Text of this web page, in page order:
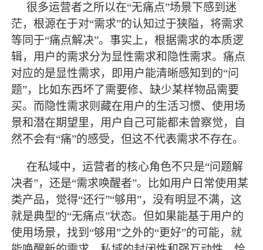
很多运营者之所以在“无痛点”场景下感到迷
茫，根源在于对“需求”的认知过于狭隘，将需求
等同于“痛点解决”。事实上，根据需求的本质逻
辑，用户的需求分为显性需求和隐性需求。痛点
对应的是显性需求，即用户能清晰感知到的“问
题”，比如东西坏了需要修、缺少某样物品需要
买。而隐性需求则藏在用户的生活习惯、使用场
景和潜在期望里，用户自己可能都未曾察觉，自
然不会有“痛”的感受，但这不代表需求不存在。
在私域中，运营者的核心角色不只是“问题解
决者”，还是“需求唤醒者”。比如用户日常使用某
类产品，觉得“还行”“够用”，没有明显不满，这
就是典型的“无痛点”状态。但如果能基于用户的
使用场景，找到“够用”之外的“更好”的可能，就